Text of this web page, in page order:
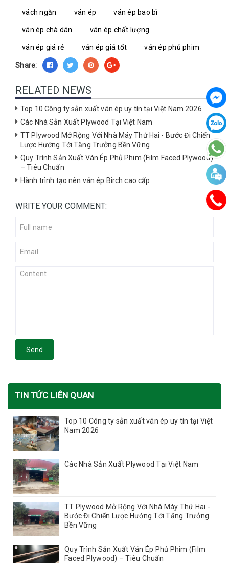
vách ngăn ván ép ván ép bao bì
ván ép chà dán ván ép chất lượng
ván ép giá rẻ ván ép giá tốt ván ép phủ phim
Share:
RELATED NEWS
Top 10 Công ty sản xuất ván ép uy tín tại Việt Nam 2026
Các Nhà Sản Xuất Plywood Tại Việt Nam
TT Plywood Mở Rộng Với Nhà Máy Thứ Hai - Bước Đi Chiến
Lược Hướng Tới Tăng Trưởng Bền Vững
Quy Trình Sản Xuất Ván Ép Phủ Phim (Film Faced Plywood)
– Tiêu Chuẩn
Hành trình tạo nên ván ép Birch cao cấp
WRITE YOUR COMMENT:
Send
TIN TỨC LIÊN QUAN
Top 10 Công ty sản xuất ván ép uy tín tại Việt
Nam 2026
Các Nhà Sản Xuất Plywood Tại Việt Nam
TT Plywood Mở Rộng Với Nhà Máy Thứ Hai -
Bước Đi Chiến Lược Hướng Tới Tăng Trưởng
Bền Vững
Quy Trình Sản Xuất Ván Ép Phủ Phim (Film
Faced Plywood) – Tiêu Chuẩn